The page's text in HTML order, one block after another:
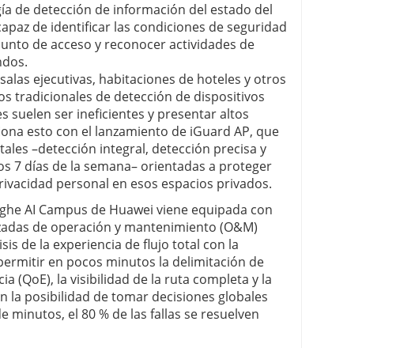
de detección de información del estado del
de identificar las condiciones de seguridad
de acceso y reconocer actividades de
ejecutivas, habitaciones de hoteles y otros
tradicionales de detección de dispositivos
suelen ser ineficientes y presentar altos
esto con el lanzamiento de iGuard AP, que
–detección integral, detección precisa y
7 días de la semana– orientadas a proteger
personal en esos espacios privados.
AI Campus de Huawei viene equipada con
de operación y mantenimiento (O&M)
de la experiencia de flujo total con la
en pocos minutos la delimitación de
(QoE), la visibilidad de la ruta completa y la
la posibilidad de tomar decisiones globales
minutos, el 80 % de las fallas se resuelven